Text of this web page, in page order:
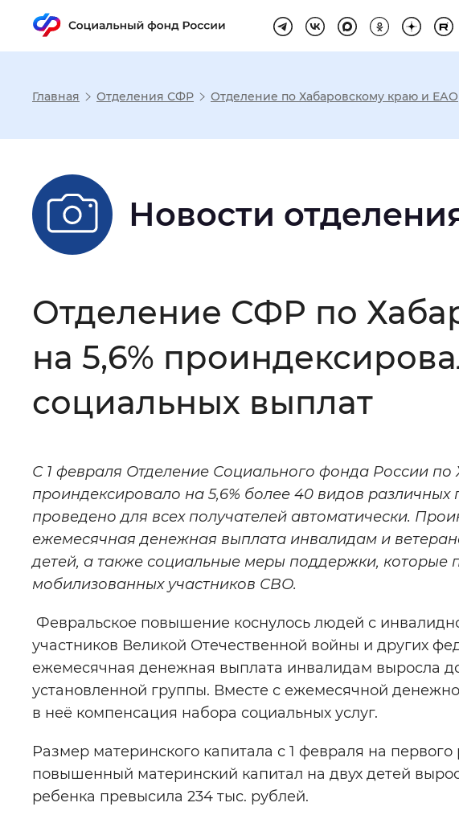
Настройка режима
Размер шрифта
Шрифт
Интервал между буквами: Нормальный
Звуковой ассистент: Воспроизвести
Главная Отделения СФР Отделение по Хабаровскому краю и ЕАО
Новости
Отделение СФР по
на 5,6%
социальных выплат
С 1 февраля Отделение Социального фонда России
проиндексировало на 5,6% более 40 видов
проведено для всех получателей автоматически.
ежемесячная денежная выплата инвалидам и
детей, а также социальные меры поддержки, которые
мобилизованных участников СВО.
Февральское повышение коснулось людей с
участников Великой Отечественной войны и других
ежемесячная денежная выплата инвалидам выросла
установленной группы. Вместе с ежемесячной
в неё компенсация набора социальных услуг.
Размер материнского капитала с 1 февраля на
повышенный материнский капитал на двух детей
ребенка превысила 234 тыс. рублей.